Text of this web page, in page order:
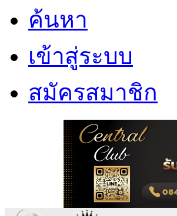
ค้นหา
เข้าสู่ระบบ
สมัครสมาชิก